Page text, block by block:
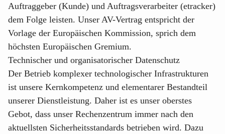
Auftraggeber (Kunde) und Auftragsverarbeiter (etracker)
dem Folge leisten. Unser AV-Vertrag entspricht der
Vorlage der Europäischen Kommission, sprich dem
höchsten Europäischen Gremium.
Technischer und organisatorischer Datenschutz
Der Betrieb komplexer technologischer Infrastrukturen
ist unsere Kernkompetenz und elementarer Bestandteil
unserer Dienstleistung. Daher ist es unser oberstes
Gebot, dass unser Rechenzentrum immer nach den
aktuellsten Sicherheitsstandards betrieben wird. Dazu